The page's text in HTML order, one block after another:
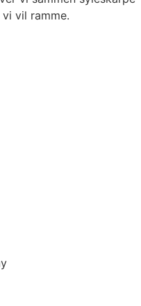
vil ramme.